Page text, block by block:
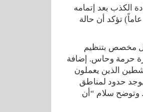
(10 سنوات) الذي أقلع عن عادة الكذب بعد إتمامه
إحدى الدورات في المركز، الأمر الذي أثلج قلب والده خالد (40 عاما). مديرة المركز كاميليا (43 عاماً) تؤكد أن حالة
مخصص بتنظيم
حرمة وحاس. إضافة
الذين يعملون
حدود لمناطق
وتوضح سلام “أن